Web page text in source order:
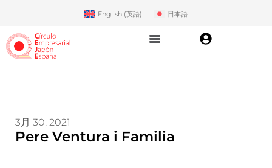
English (英語) 日本語
3月 30, 2021
Pere Ventura i Familia